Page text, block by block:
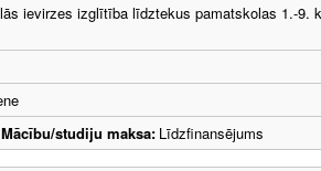
ievirzes izglītība līdztekus pamatskolas 1.-9.
Mācību/studiju maksa: Līdzfinansējums